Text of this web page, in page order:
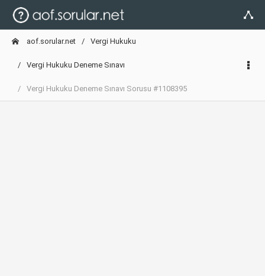
aof.sorular.net Vergi Hukuku
Vergi Hukuku Deneme Sınavı
Vergi Hukuku Deneme Sınavı Sorusu #1108395